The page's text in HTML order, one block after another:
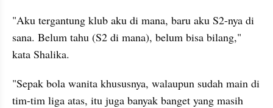
"Aku tergantung klub aku di mana, baru aku S2-nya di
sana. Belum tahu (S2 di mana), belum bisa bilang,"
kata Shalika.
"Sepak bola wanita khususnya, walaupun sudah main di
tim-tim liga atas, itu juga banyak banget yang masih